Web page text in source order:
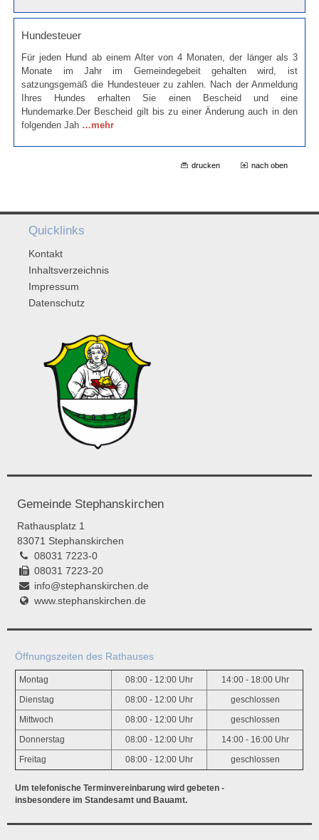
Hundesteuer
Für jeden Hund ab einem Alter von 4 Monaten, der länger als 3
Monate im Jahr im Gemeindegebeit gehalten wird, ist
satzungsgemäß die Hundesteuer zu zahlen. Nach der Anmeldung
Ihres Hundes erhalten Sie einen Bescheid und eine
Hundemarke.Der Bescheid gilt bis zu einer Änderung auch in den
folgenden Jah …mehr
drucken nach oben
Quicklinks
Kontakt
Inhaltsverzeichnis
Impressum
Datenschutz
Gemeinde Stephanskirchen
Rathausplatz 1
83071 Stephanskirchen
08031 7223-0
08031 7223-20
info@stephanskirchen.de
www.stephanskirchen.de
Öffnungszeiten des Rathauses
Montag 08:00 - 12:00 Uhr 14:00 - 18:00 Uhr
Dienstag 08:00 - 12:00 Uhr geschlossen
Mittwoch 08:00 - 12:00 Uhr geschlossen
Donnerstag 08:00 - 12:00 Uhr 14:00 - 16:00 Uhr
Freitag 08:00 - 12:00 Uhr geschlossen
Um telefonische Terminvereinbarung wird gebeten -
insbesondere im Standesamt und Bauamt.